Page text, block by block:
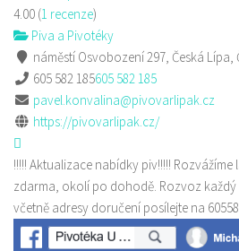
4.00 (1 recenze)
Piva a Pivotéky
náměstí Osvobození 297, Česká Lípa,
605 582 185605 582 185
pavel.konvalina@pivovarlipak.cz
https://pivovarlipak.cz/
!!!!! Aktualizace nabídky piv!!!!!
zdarma, okolí po dohodě. Rozvoz každý
včetně adresy doručení posílejte na